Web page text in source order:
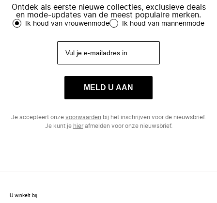
Ontdek als eerste nieuwe collecties, exclusieve deals
en mode-updates van de meest populaire merken.
Ik houd van vrouwenmode Ik houd van mannenmode
MELD U AAN
Je accepteert onze voorwaarden bij het inschrijven voor de nieuwsbrief.
Je kunt je hierafmelden voor onze nieuwsbrief.
U winkelt bij